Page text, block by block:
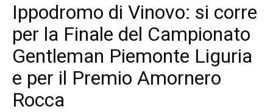
Ippodromo di Vinovo: si corre
per la Finale del Campionato
Gentleman Piemonte Liguria
e per il Premio Amornero
Rocca